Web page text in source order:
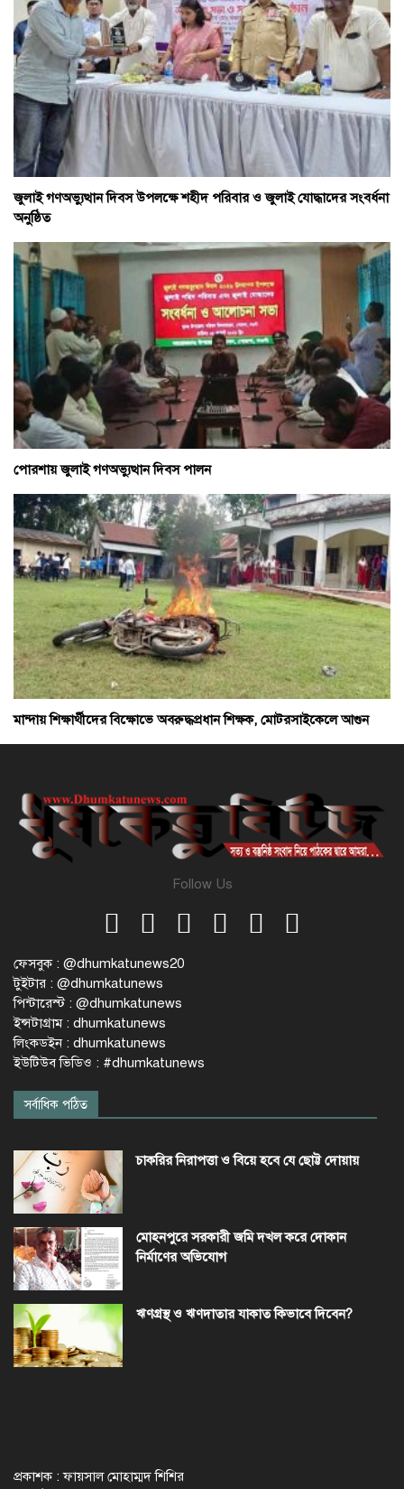
জুলাই গণঅভ্যুত্থান দিবস উপলক্ষে শহীদ পরিবার ও জুলাই যোদ্ধাদের সংবর্ধনা
অনুষ্ঠিত
পোরশায় জুলাই গণঅভ্যুত্থান দিবস পালন
মান্দায় শিক্ষার্থীদের বিক্ষোভে অবরুদ্ধপ্রধান শিক্ষক, মোটরসাইকেলে আগুন
Follow Us
ফেসবুক : @dhumkatunews20
টুইটার : @dhumkatunews
পিন্টারেস্ট : @dhumkatunews
ইন্সটাগ্রাম : dhumkatunews
লিংকডইন : dhumkatunews
ইউটিউব ভিডিও : #dhumkatunews
সর্বাধিক পঠিত
চাকরির নিরাপত্তা ও বিয়ে হবে যে ছোট্ট দোয়ায়
মোহনপুরে সরকারী জমি দখল করে দোকান
নির্মাণের অভিযোগ
ঋণগ্রস্থ ও ঋণদাতার যাকাত কিভাবে দিবেন?
প্রকাশক : ফায়সাল মোহাম্মদ শিশির